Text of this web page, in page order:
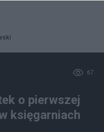
67
o pierwszej
księgarniach